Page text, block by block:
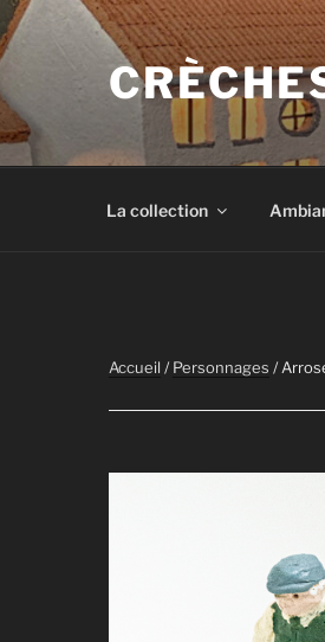
La collection
Accueil /Personnages /